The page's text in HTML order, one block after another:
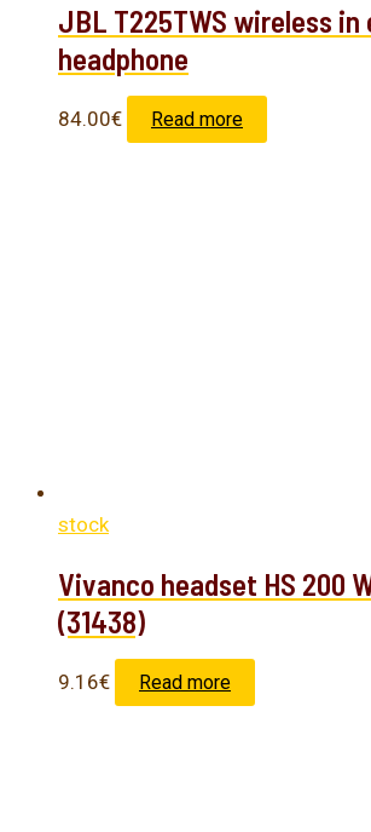
JBL T225TWS wireless in
headphone
84.00€ Read more
stock
Vivanco headset HS 200
(31438)
9.16€ Read more